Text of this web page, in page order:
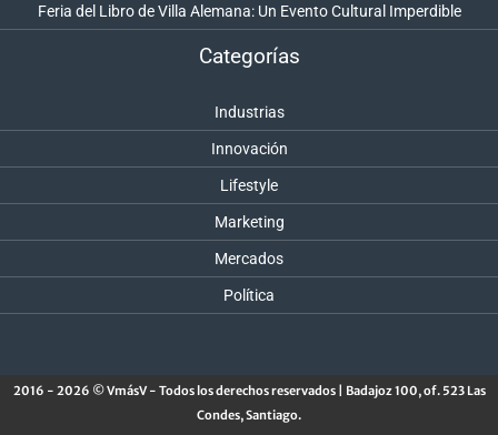
Feria del Libro de Villa Alemana: Un Evento Cultural Imperdible
Categorías
Industrias
Innovación
Lifestyle
Marketing
Mercados
Política
2016 - 2026 © VmásV - Todos los derechos reservados | Badajoz 100, of. 523 Las
Condes, Santiago.